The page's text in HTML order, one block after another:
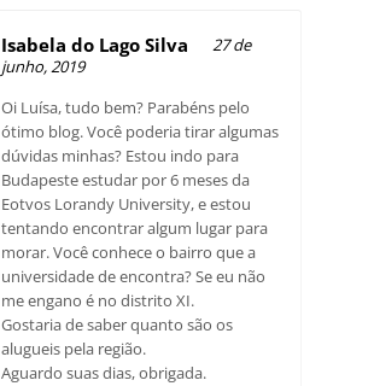
Isabela do Lago Silva
27 de
junho, 2019
Oi Luísa, tudo bem? Parabéns pelo
ótimo blog. Você poderia tirar algumas
dúvidas minhas? Estou indo para
Budapeste estudar por 6 meses da
Eotvos Lorandy University, e estou
tentando encontrar algum lugar para
morar. Você conhece o bairro que a
universidade de encontra? Se eu não
me engano é no distrito XI.
Gostaria de saber quanto são os
alugueis pela região.
Aguardo suas dias, obrigada.